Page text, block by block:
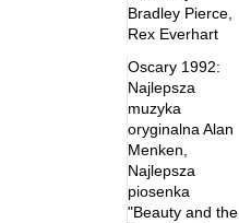
Bradley Pierce,
Rex Everhart
Oscary 1992:
Najlepsza
muzyka
oryginalna Alan
Menken,
Najlepsza
piosenka
"Beauty and the